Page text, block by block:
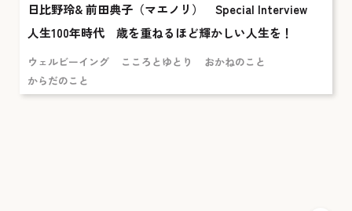
日比野玲& 前田典子（マエノリ） Special Interview
人生100年時代 歳を重ねるほど輝かしい人生を！
ウェルビーイング こころとゆとり
おかねのこと
からだのこと